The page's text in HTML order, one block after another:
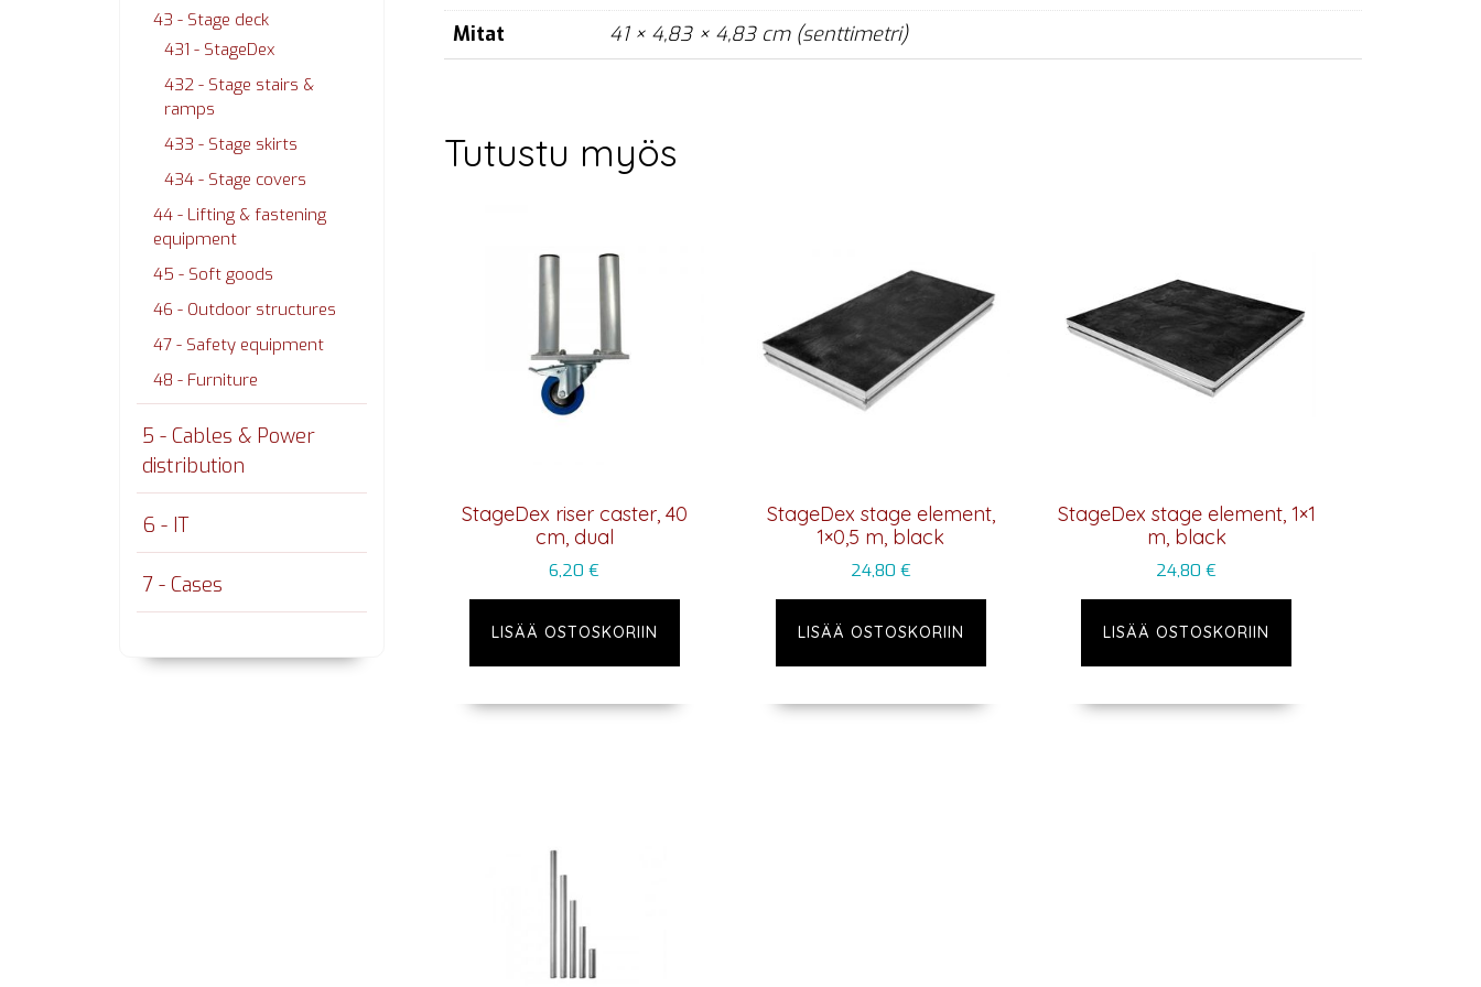
Mitat 41 × 4,83 × 4,83 cm (senttimetri)
Tutustu myös
StageDex riser caster, 40
cm, dual
6,20€
LISÄÄ OSTOSKORIIN
StageDex stage element,
1×0,5 m, black
24,80 €
LISÄÄ OSTOSKORIIN
StageDex stage element, 1×1
m, black
24,80€
LISÄÄ OSTOSKORIIN
43 - Stage deck
431 - StageDex
432 - Stage stairs &
ramps
433 - Stage skirts
434 - Stage covers
44 - Lifting & fastening
equipment
45 - Soft goods
46 - Outdoor structures
47 - Safety equipment
48 - Furniture
5 - Cables & Power
distribution
6 - IT
7 - Cases